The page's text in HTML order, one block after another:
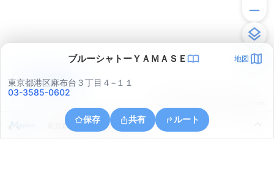
ブルーシャトーＹＡＭＡＳＥ 地図
東京都港区麻布台３丁目４−１１
03-3585-0602
保存 共有 ルート
東京都千代田区内幸町１丁目３
アプリで見る